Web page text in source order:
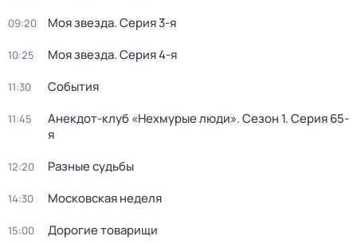
09:20 Моя звезда. Серия 3-я
10:25 Моя звезда. Серия 4-я
11:30 События
11:45 Анекдот-клуб «Нехмурые люди». Сезон 1. Серия 65-
я
12:20 Разные судьбы
14:30 Московская неделя
15:00 Дорогие товарищи